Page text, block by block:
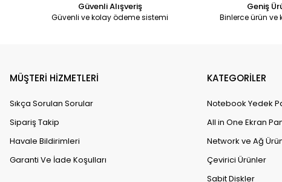
Güvenli Alışveriş
Güvenli ve kolay ödeme sistemi
Geniş
Binlerce ürün
MÜŞTERİ HİZMETLERİ
Sıkça Sorulan Sorular
Sipariş Takip
Havale Bildirimleri
Garanti Ve İade Koşulları
KATEGORİLER
Notebook Yedek
All in One Ekran
Network ve Ağ
Çevirici Ürünler
Sabit Diskler